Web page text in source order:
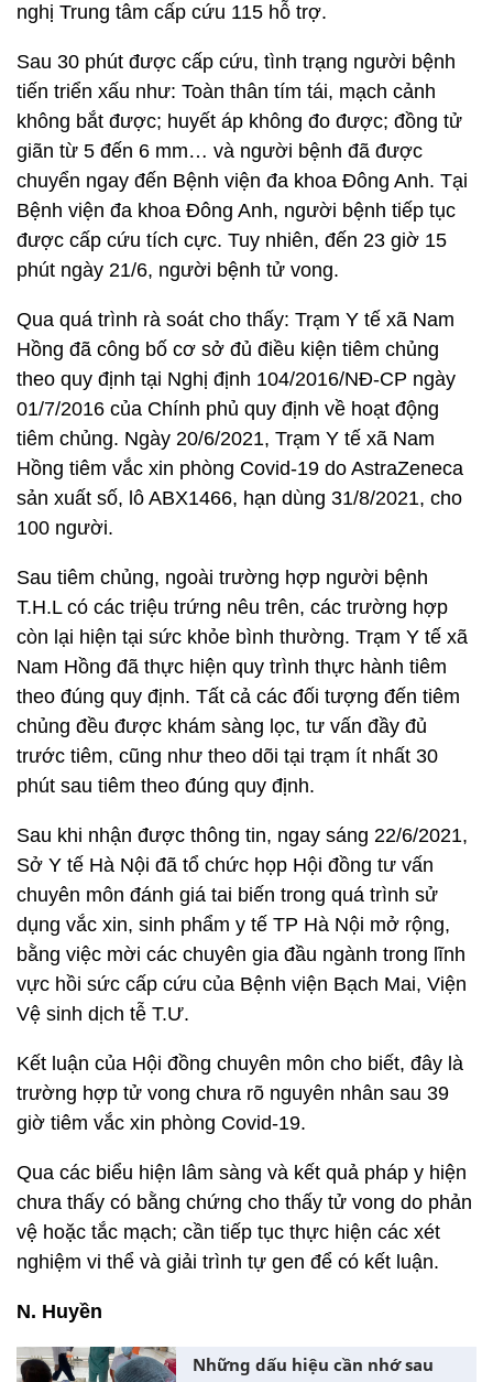
nghị Trung tâm cấp cứu 115 hỗ trợ.
Sau 30 phút được cấp cứu, tình trạng người bệnh
tiến triển xấu như: Toàn thân tím tái, mạch cảnh
không bắt được; huyết áp không đo được; đồng tử
giãn từ 5 đến 6 mm… và người bệnh đã được
chuyển ngay đến Bệnh viện đa khoa Đông Anh. Tại
Bệnh viện đa khoa Đông Anh, người bệnh tiếp tục
được cấp cứu tích cực. Tuy nhiên, đến 23 giờ 15
phút ngày 21/6, người bệnh tử vong.
Qua quá trình rà soát cho thấy: Trạm Y tế xã Nam
Hồng đã công bố cơ sở đủ điều kiện tiêm chủng
theo quy định tại Nghị định 104/2016/NĐ-CP ngày
01/7/2016 của Chính phủ quy định về hoạt động
tiêm chủng. Ngày 20/6/2021, Trạm Y tế xã Nam
Hồng tiêm vắc xin phòng Covid-19 do AstraZeneca
sản xuất số, lô ABX1466, hạn dùng 31/8/2021, cho
100 người.
Sau tiêm chủng, ngoài trường hợp người bệnh
T.H.L có các triệu trứng nêu trên, các trường hợp
còn lại hiện tại sức khỏe bình thường. Trạm Y tế xã
Nam Hồng đã thực hiện quy trình thực hành tiêm
theo đúng quy định. Tất cả các đối tượng đến tiêm
chủng đều được khám sàng lọc, tư vấn đầy đủ
trước tiêm, cũng như theo dõi tại trạm ít nhất 30
phút sau tiêm theo đúng quy định.
Sau khi nhận được thông tin, ngay sáng 22/6/2021,
Sở Y tế Hà Nội đã tổ chức họp Hội đồng tư vấn
chuyên môn đánh giá tai biến trong quá trình sử
dụng vắc xin, sinh phẩm y tế TP Hà Nội mở rộng,
bằng việc mời các chuyên gia đầu ngành trong lĩnh
vực hồi sức cấp cứu của Bệnh viện Bạch Mai, Viện
Vệ sinh dịch tễ T.Ư.
Kết luận của Hội đồng chuyên môn cho biết, đây là
trường hợp tử vong chưa rõ nguyên nhân sau 39
giờ tiêm vắc xin phòng Covid-19.
Qua các biểu hiện lâm sàng và kết quả pháp y hiện
chưa thấy có bằng chứng cho thấy tử vong do phản
vệ hoặc tắc mạch; cần tiếp tục thực hiện các xét
nghiệm vi thể và giải trình tự gen để có kết luận.
N. Huyền
Những dấu hiệu cần nhớ sau